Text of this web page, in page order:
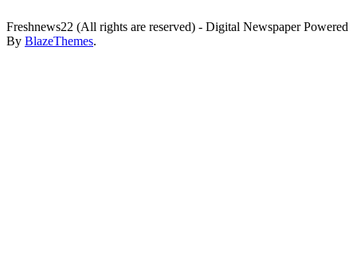
Freshnews22 (All rights are reserved) - Digital Newspaper Powered
By BlazeThemes.